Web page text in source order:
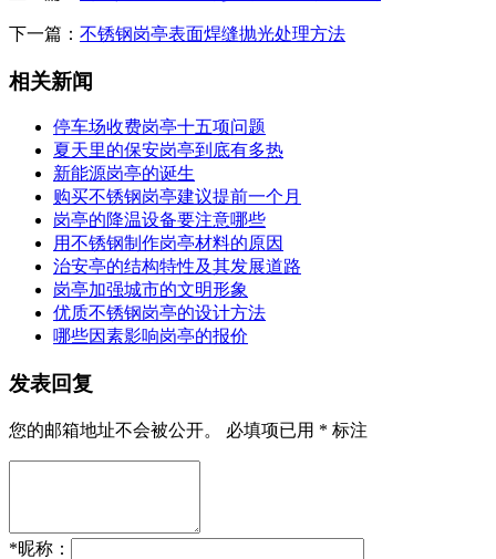
下一篇： 不锈钢岗亭表面焊缝抛光处理方法
相关新闻
停车场收费岗亭十五项问题
夏天里的保安岗亭到底有多热
新能源岗亭的诞生
购买不锈钢岗亭建议提前一个月
岗亭的降温设备要注意哪些
用不锈钢制作岗亭材料的原因
治安亭的结构特性及其发展道路
岗亭加强城市的文明形象
优质不锈钢岗亭的设计方法
哪些因素影响岗亭的报价
发表回复
您的邮箱地址不会被公开。 必填项已用 * 标注
*昵称：